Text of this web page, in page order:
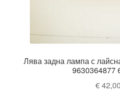
Лява задна лампа с
9630364877
€42,00